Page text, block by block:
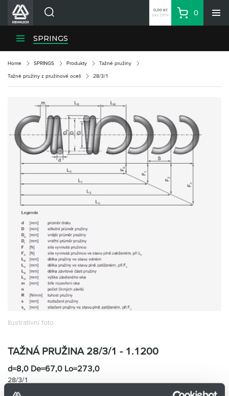
Divize HENNLICH
Blog
Kariéra
O firmě
Kontakty
Přihlásit se
CZK
Partner Zone
0,00 Kč
bez DPH
Košík
0
SPRINGS
Home SPRINGS Produkty Tažné pružiny
Tažné pružiny z pružinové oceli 28/3/1
Ilustrativní foto
TAŽNÁ PRUŽINA 28/3/1 - 1.1200
d=8,0 De=67,0 Lo=273,0
28/3/1
Ne